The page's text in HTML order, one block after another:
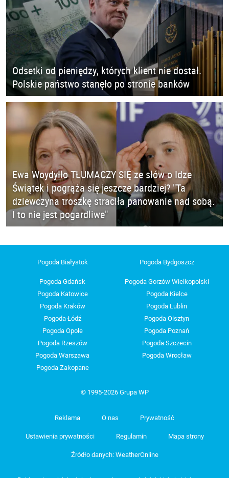
Odsetki od pieniędzy, których klient nie dostał.
Polskie państwo stanęło po stronie banków
Ewa Woydyłło TŁUMACZY SIĘ ze słów o Idze
Świątek i pogrąża się jeszcze bardziej? "Ta
dziewczyna troszkę straciła panowanie nad sobą.
I to nie jest pogardliwe"
Pogoda Białystok Pogoda Bydgoszcz
Pogoda Gdańsk
Pogoda Gorzów Wielkopolski
Pogoda Katowice
Pogoda Kielce
Pogoda Kraków
Pogoda Lublin
Pogoda Łódź
Pogoda Olsztyn
Pogoda Opole
Pogoda Poznań
Pogoda Rzeszów
Pogoda Szczecin
Pogoda Warszawa
Pogoda Wrocław
Pogoda Zakopane
© 1995-2026 Grupa WP
Reklama O nas Prywatność
Ustawienia prywatności Regulamin Mapa strony
Źródło danych: WeatherOnline